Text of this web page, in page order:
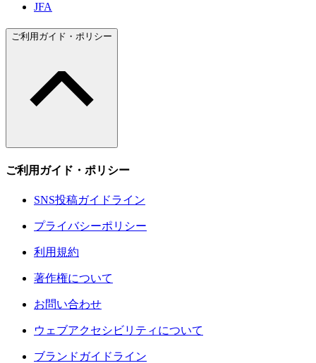
JFA
ご利用ガイド・ポリシー
ご利用ガイド・ポリシー
SNS投稿ガイドライン
プライバシーポリシー
利用規約
著作権について
お問い合わせ
ウェブアクセシビリティについて
ブランドガイドライン